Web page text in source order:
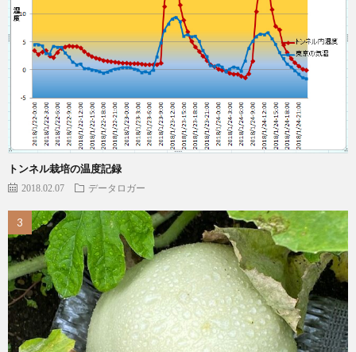
トンネル栽培の温度記録
2018.02.07 データロガー